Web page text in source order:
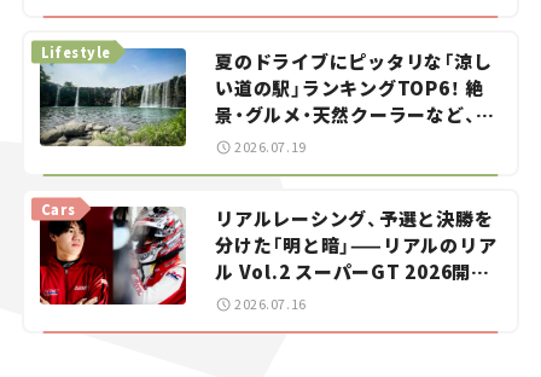
夏のドライブにピッタリな「涼し
い道の駅」ランキングTOP6！ 絶
景・グルメ・天然クーラーなど、避
暑におすすめのスポットを紹介
Lifestyle
2026.07.19
リアルレーシング、予選と決勝を
分けた「明と暗」——リアルのリア
ル Vol.2 スーパーGT 2026開幕
戦 岡山国際サーキット
Cars
2026.07.16